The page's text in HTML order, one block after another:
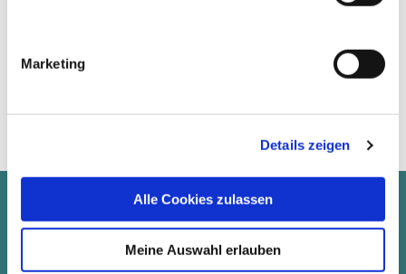
Marketing
Details zeigen
Alle Cookies zulassen
Meine Auswahl erlauben
Veranstaltungen